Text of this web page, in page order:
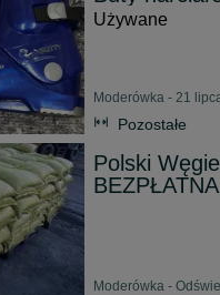
Używane
Moderówka - 21
Pozostałe
Polski
Moderówka -